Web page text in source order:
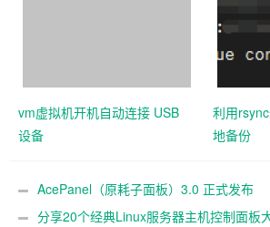
vm虚拟机开机自动连接 USB
设备
利用
地备份
AcePanel（原耗子面板）3.0 正式发布
分享20个经典Linux服务器主机控制面板